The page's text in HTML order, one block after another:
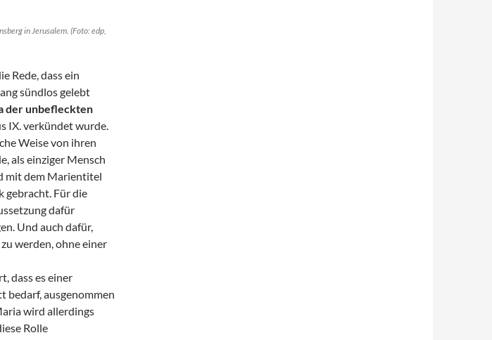
in Jerusalem. (Foto: edp,
Rede, dass ein
sündlos gelebt
der unbefleckten
IX. verkündet wurde.
Weise von ihren
als einziger Mensch
mit dem Marientitel
gebracht. Für die
dafür
Und auch dafür,
werden, ohne einer
dass es einer
bedarf, ausgenommen
wird allerdings
Rolle